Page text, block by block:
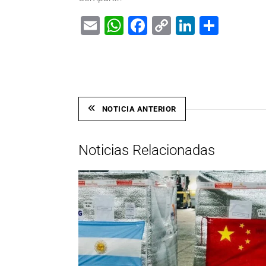
EmailWhatsApp
Facebook
CopyLinkedIn
NOTICIA ANTERIOR
Noticias Relacionadas